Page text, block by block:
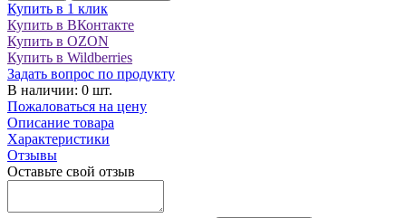
Купить в 1 клик
Купить в ВКонтакте
Купить в OZON
Купить в Wildberries
Задать вопрос по продукту
В наличии: 0 шт.
Пожаловаться на цену
Описание товара
Характеристики
Отзывы
Оставьте свой отзыв